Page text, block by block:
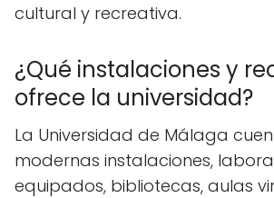
cultural y recreativa.
¿Qué instalaciones y
ofrece la universidad?
La Universidad de Málaga
modernas instalaciones,
equipados, bibliotecas, aulas